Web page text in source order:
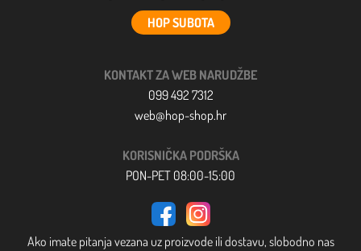
HOP SUBOTA
KONTAKT ZA WEB NARUDŽBE
099 492 7312
web@hop-shop.hr
KORISNIČKA PODRŠKA
PON-PET 08:00-15:00
Ako imate pitanja vezana uz proizvode ili dostavu, slobodno nas